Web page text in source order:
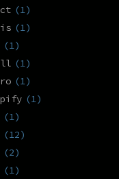
1
1
1
1
1
1
1
12
2
1